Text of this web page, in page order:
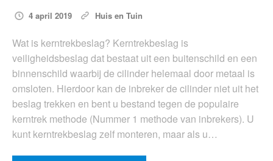
4 april 2019 Huis en Tuin
Wat is kerntrekbeslag? Kerntrekbeslag is
veiligheidsbeslag dat bestaat uit een buitenschild en een
binnenschild waarbij de cilinder helemaal door metaal is
omsloten. Hierdoor kan de inbreker de cilinder niet uit het
beslag trekken en bent u bestand tegen de populaire
kerntrek methode (Nummer 1 methode van inbrekers). U
kunt kerntrekbeslag zelf monteren, maar als u…